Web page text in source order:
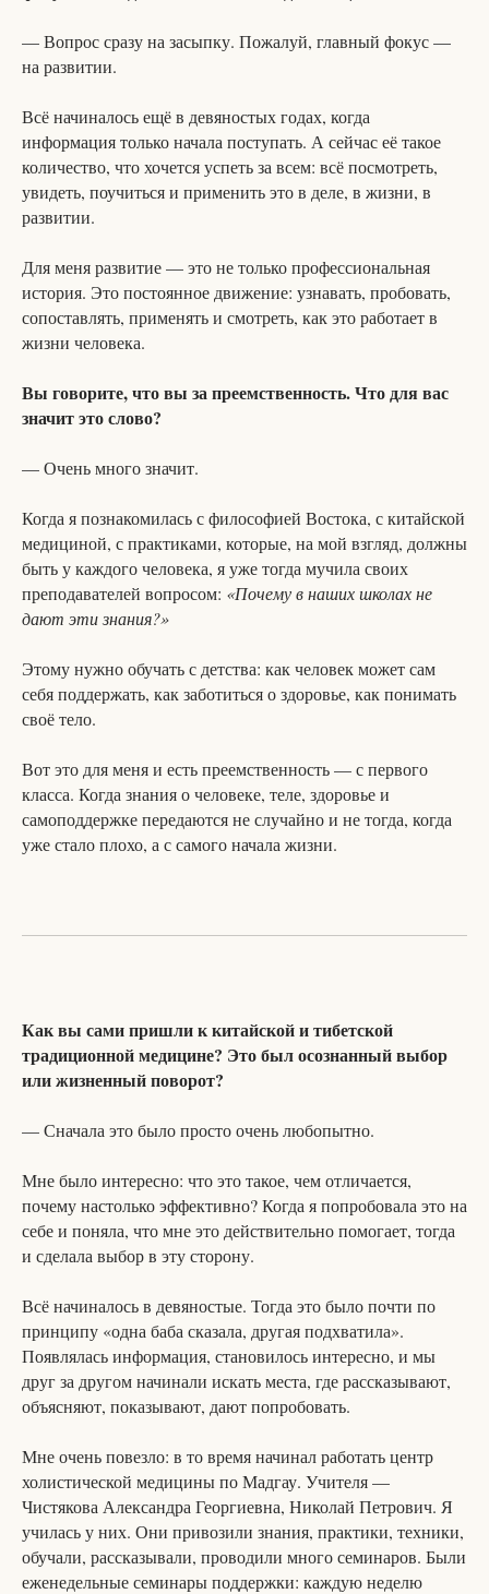
— Вопрос сразу на засыпку. Пожалуй, главный фокус —
на развитии.
Всё начиналось ещё в девяностых годах, когда
информация только начала поступать. А сейчас её такое
количество, что хочется успеть за всем: всё посмотреть,
увидеть, поучиться и применить это в деле, в жизни, в
развитии.
Для меня развитие — это не только профессиональная
история. Это постоянное движение: узнавать, пробовать,
сопоставлять, применять и смотреть, как это работает в
жизни человека.
Вы говорите, что вы за преемственность. Что для вас
значит это слово?
— Очень много значит.
Когда я познакомилась с философией Востока, с китайской
медициной, с практиками, которые, на мой взгляд, должны
быть у каждого человека, я уже тогда мучила своих
преподавателей вопросом: «Почему в наших школах не
дают эти знания?»
Этому нужно обучать с детства: как человек может сам
себя поддержать, как заботиться о здоровье, как понимать
своё тело.
Вот это для меня и есть преемственность — с первого
класса. Когда знания о человеке, теле, здоровье и
самоподдержке передаются не случайно и не тогда, когда
уже стало плохо, а с самого начала жизни.
Как вы сами пришли к китайской и тибетской
традиционной медицине? Это был осознанный выбор
или жизненный поворот?
— Сначала это было просто очень любопытно.
Мне было интересно: что это такое, чем отличается,
почему настолько эффективно? Когда я попробовала это на
себе и поняла, что мне это действительно помогает, тогда
и сделала выбор в эту сторону.
Всё начиналось в девяностые. Тогда это было почти по
принципу «одна баба сказала, другая подхватила».
Появлялась информация, становилось интересно, и мы
друг за другом начинали искать места, где рассказывают,
объясняют, показывают, дают попробовать.
Мне очень повезло: в то время начинал работать центр
холистической медицины по Мадгау. Учителя —
Чистякова Александра Георгиевна, Николай Петрович. Я
училась у них. Они привозили знания, практики, техники,
обучали, рассказывали, проводили много семинаров. Были
еженедельные семинары поддержки: каждую неделю